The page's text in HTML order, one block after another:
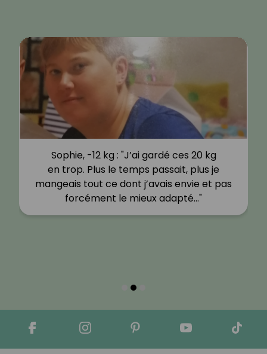
Sophie, -12 kg : "J’ai gardé ces 20 kg
en trop. Plus le temps passait, plus je
mangeais tout ce dont j’avais envie et pas
forcément le mieux adapté…"